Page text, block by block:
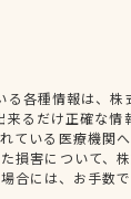
る各種情報は、
来るだけ正確な情
ている医療機関
損害について、
合には、お手数